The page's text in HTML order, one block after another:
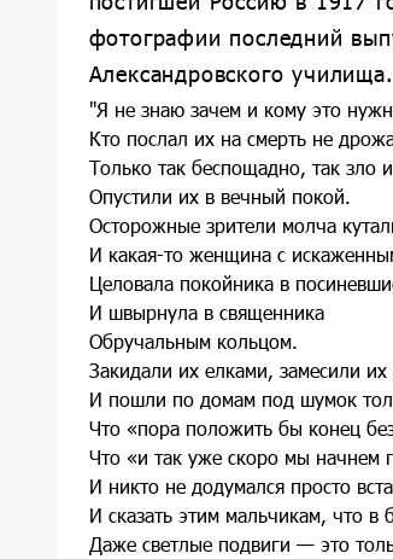
фотографии последний
Александровского училища.
"Я не знаю зачем и кому это
Кто послал их на смерть не
Только так беспощадно, так зло
Опустили их в вечный покой.
Осторожные зрители молча
И какая-то женщина с
Целовала покойника в
И швырнула в священника
Обручальным кольцом.
Закидали их елками, замесили их
И пошли по домам под шумок
Что «пора положить бы конец
Что «и так уже скоро мы начнем
И никто не додумался просто
И сказать этим мальчикам, что в
Даже светлые подвиги — это